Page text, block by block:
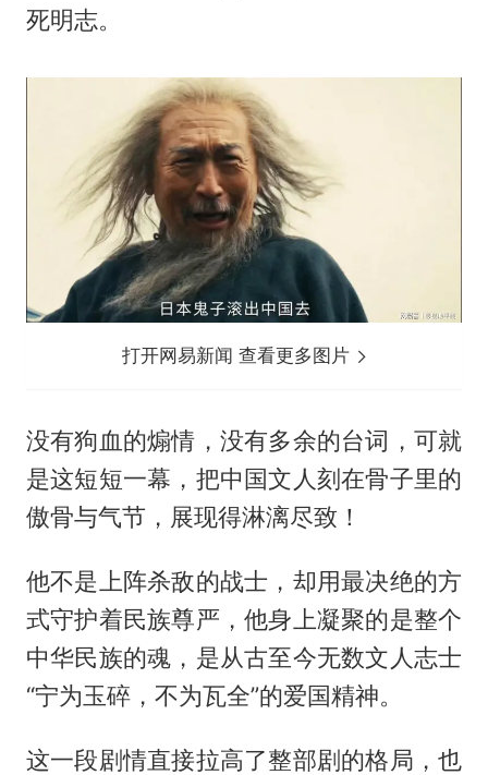
死明志。
打开网易新闻 查看更多图片
没有狗血的煽情，没有多余的台词，可就
是这短短一幕，把中国文人刻在骨子里的
傲骨与气节，展现得淋漓尽致！
他不是上阵杀敌的战士，却用最决绝的方
式守护着民族尊严，他身上凝聚的是整个
中华民族的魂，是从古至今无数文人志士
“宁为玉碎，不为瓦全”的爱国精神。
这一段剧情直接拉高了整部剧的格局，也